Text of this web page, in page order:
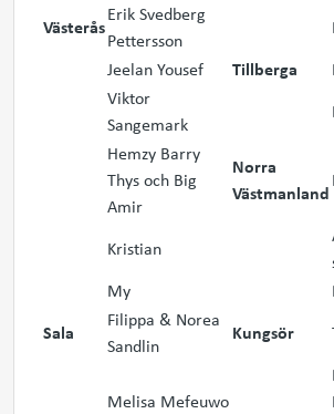
Västerås
Erik Svedberg
Pettersson
Jeelan Yousef
Tillberga
Viktor
Sangemark
Hemzy Barry
Thys och Big
Amir
Norra
Västmanland
Kristian
My
Sala
Filippa & Norea
Sandlin
Kungsör
Melisa Mefeuwo